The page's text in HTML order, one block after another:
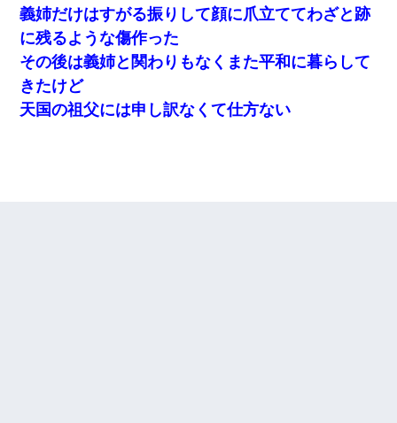
義姉だけはすがる振りして顔に爪立ててわざと跡
に残るような傷作った
その後は義姉と関わりもなくまた平和に暮らして
きたけど
天国の祖父には申し訳なくて仕方ない